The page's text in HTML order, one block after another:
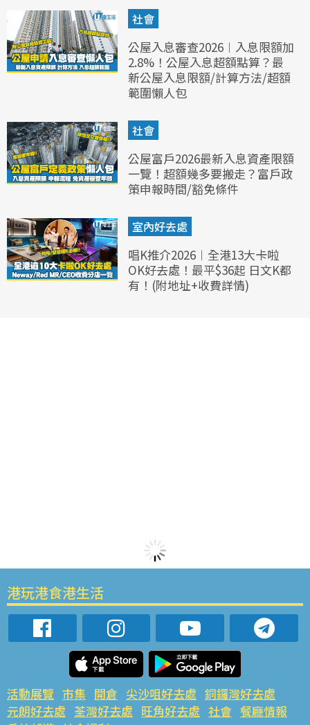
社會
公屋入息審查2026︱入息限額加
2.8%！公屋入息超額點算？最
新公屋入息限額/計算方法/超額
範圍懶人包
社會
公屋富戶2026最新入息資產限額
一覽！超額幾多要搬走？富戶政
策申報時間/豁免條件
室內好去處
唱K推介2026︱全港13大卡啦
OK好去處！最平$36起 日文K都
有！(附地址+收費詳情)
港玩港食港生活
活動展覽 市集 開倉 尖沙咀好去處 銅鑼灣好去處
元朗好去處 荃灣好去處 旺角好去處 社會 餐廳情報